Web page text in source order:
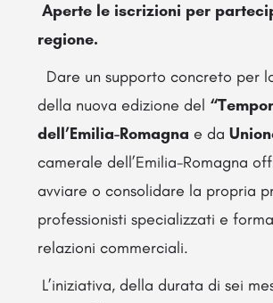
Aperte le iscrizioni per
regione.
Dare un supporto concreto per
della nuova edizione del
dell’Emilia-Romagna e da
camerale dell’Emilia-Romagna
avviare o consolidare la propria
professionisti specializzati e
relazioni commerciali.
L’iniziativa, della durata di sei